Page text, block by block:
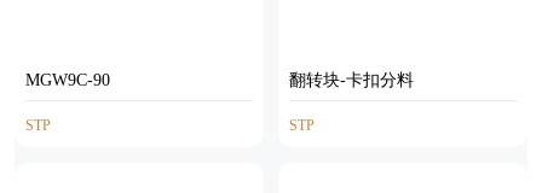
MGW9C-90
STP
翻转块-卡扣分料
STP